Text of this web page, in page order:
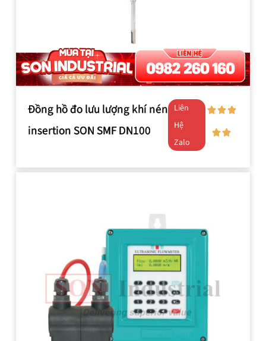
Đồng hồ đo lưu lượng khí nén
insertion SON SMF DN100
Liên
Hệ
Zalo